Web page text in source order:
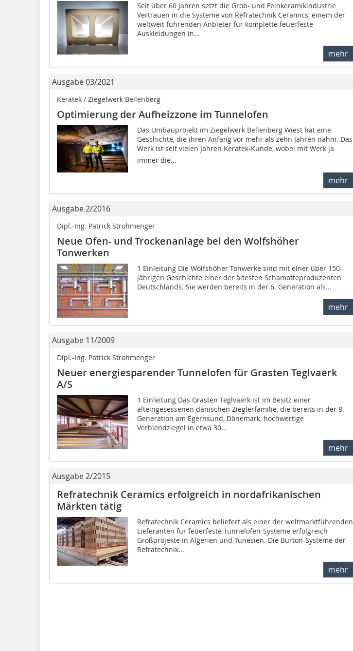
Seit über 60 Jahren setzt die Grob- und Feinkeramikindustrie
Vertrauen in die Systeme von Refratechnik Ceramics, einem der
weltweit führenden Anbieter für komplette feuerfeste
Auskleidungen in...
mehr
Ausgabe 03/2021
Keratek / Ziegelwerk Bellenberg
Optimierung der Aufheizzone im Tunnelofen
Das Umbauprojekt im Ziegelwerk Bellenberg Wiest hat eine
Geschichte, die ihren Anfang vor mehr als zehn Jahren nahm. Das
Werk ist seit vielen Jahren Keratek-Kunde, wobei mit Werk ja
immer die...
mehr
Ausgabe 2/2016
Dipl.-Ing. Patrick Strohmenger
Neue Ofen- und Trockenanlage bei den Wolfshöher
Tonwerken
1 Einleitung Die Wolfshöher Tonwerke sind mit einer über 150-
jährigen Geschichte einer der ältesten Schamotteproduzenten
Deutschlands. Sie werden bereits in der 6. Generation als...
mehr
Ausgabe 11/2009
Dipl.-Ing. Patrick Strohmenger
Neuer energiesparender Tunnelofen für Grasten Teglvaerk
A/S
1 Einleitung Das Grasten Teglvaerk ist im Besitz einer
alteingesessenen dänischen Zieglerfamilie, die bereits in der 8.
Generation am Egernsund, Dänemark, hochwertige
Verblendziegel in etwa 30...
mehr
Ausgabe 2/2015
Refratechnik Ceramics erfolgreich in nordafrikanischen
Märkten tätig
Refratechnik Ceramics beliefert als einer der weltmarktführenden
Lieferanten für feuerfeste Tunnelofen-Systeme erfolgreich
Großprojekte in Algerien und Tunesien. Die Burton-Systeme der
Refratechnik...
mehr